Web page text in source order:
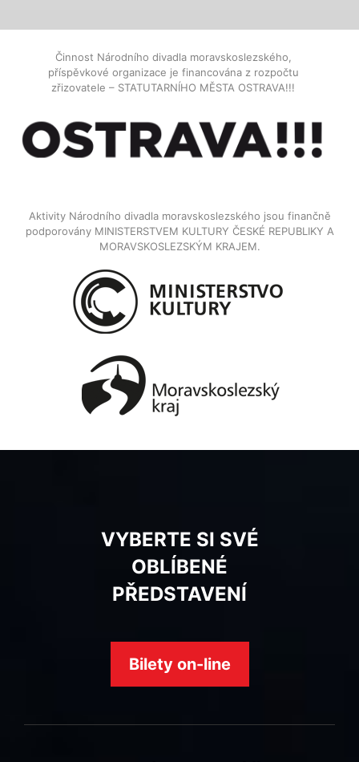
Činnost Národního divadla moravskoslezského,
příspěvkové organizace je financována z rozpočtu
zřizovatele – STATUTARNÍHO MĚSTA OSTRAVA!!!
Aktivity Národního divadla moravskoslezského jsou finančně
podporovány MINISTERSTVEM KULTURY ČESKÉ REPUBLIKY A
MORAVSKOSLEZSKÝM KRAJEM.
VYBERTE SI SVÉ
OBLÍBENÉ
PŘEDSTAVENÍ
Bilety on-line